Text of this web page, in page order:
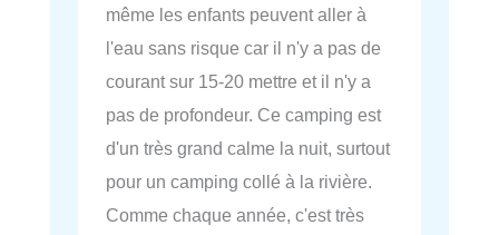
même les enfants peuvent aller à
l'eau sans risque car il n'y a pas de
courant sur 15-20 mettre et il n'y a
pas de profondeur. Ce camping est
d'un très grand calme la nuit, surtout
pour un camping collé à la rivière.
Comme chaque année, c'est très